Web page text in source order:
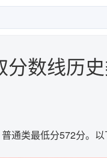
数线历
通类最低分572分。